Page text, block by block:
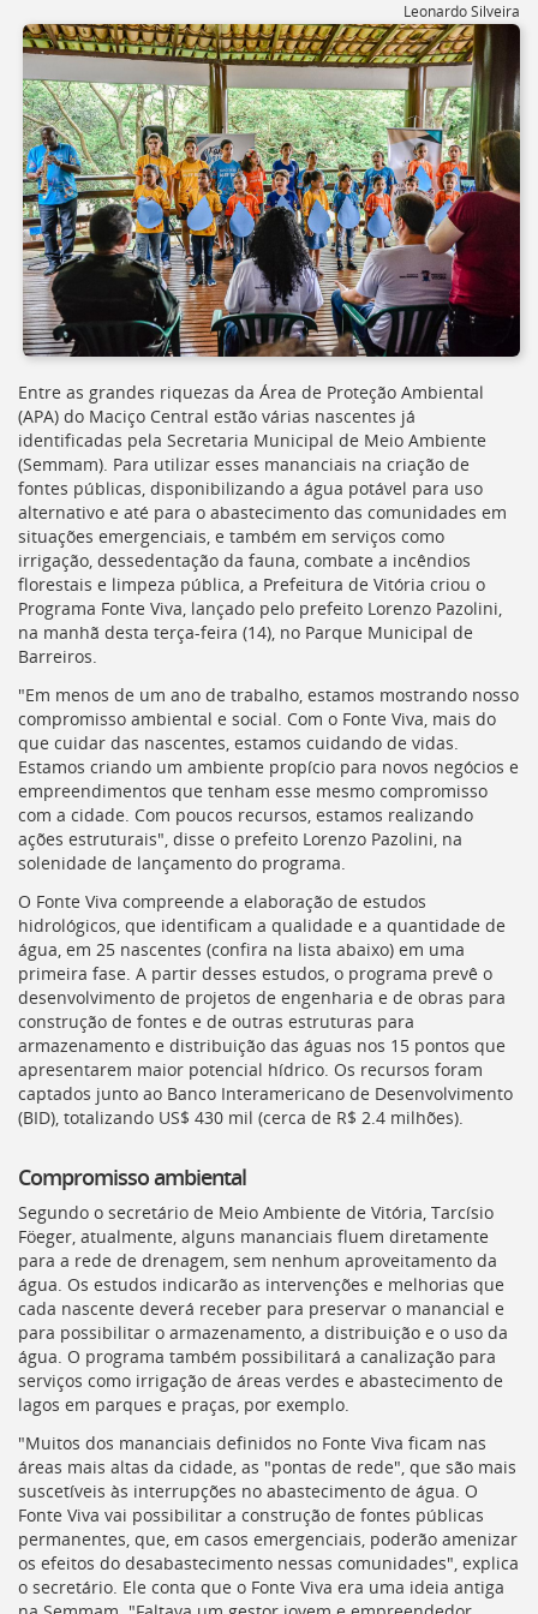
para
a
listagem
de
notícias
[]
Ir
para
o
conteúdo
desta
página
[]
Ir
para
a
busca
[]
Voltar
para
o
início
deste
menu
[]
Leonardo Silveira
Entre as grandes riquezas da Área de Proteção Ambiental
(APA) do Maciço Central estão várias nascentes já
identificadas pela Secretaria Municipal de Meio Ambiente
(Semmam). Para utilizar esses mananciais na criação de
fontes públicas, disponibilizando a água potável para uso
alternativo e até para o abastecimento das comunidades em
situações emergenciais, e também em serviços como
irrigação, dessedentação da fauna, combate a incêndios
florestais e limpeza pública, a Prefeitura de Vitória criou o
Programa Fonte Viva, lançado pelo prefeito Lorenzo Pazolini,
na manhã desta terça-feira (14), no Parque Municipal de
Barreiros.
"Em menos de um ano de trabalho, estamos mostrando nosso
compromisso ambiental e social. Com o Fonte Viva, mais do
que cuidar das nascentes, estamos cuidando de vidas.
Estamos criando um ambiente propício para novos negócios e
empreendimentos que tenham esse mesmo compromisso
com a cidade. Com poucos recursos, estamos realizando
ações estruturais", disse o prefeito Lorenzo Pazolini, na
solenidade de lançamento do programa.
O Fonte Viva compreende a elaboração de estudos
hidrológicos, que identificam a qualidade e a quantidade de
água, em 25 nascentes (confira na lista abaixo) em uma
primeira fase. A partir desses estudos, o programa prevê o
desenvolvimento de projetos de engenharia e de obras para
construção de fontes e de outras estruturas para
armazenamento e distribuição das águas nos 15 pontos que
apresentarem maior potencial hídrico. Os recursos foram
captados junto ao Banco Interamericano de Desenvolvimento
(BID), totalizando US$ 430 mil (cerca de R$ 2.4 milhões).
Compromisso ambiental
Segundo o secretário de Meio Ambiente de Vitória, Tarcísio
Föeger, atualmente, alguns mananciais fluem diretamente
para a rede de drenagem, sem nenhum aproveitamento da
água. Os estudos indicarão as intervenções e melhorias que
cada nascente deverá receber para preservar o manancial e
para possibilitar o armazenamento, a distribuição e o uso da
água. O programa também possibilitará a canalização para
serviços como irrigação de áreas verdes e abastecimento de
lagos em parques e praças, por exemplo.
"Muitos dos mananciais definidos no Fonte Viva ficam nas
áreas mais altas da cidade, as "pontas de rede", que são mais
suscetíveis às interrupções no abastecimento de água. O
Fonte Viva vai possibilitar a construção de fontes públicas
permanentes, que, em casos emergenciais, poderão amenizar
os efeitos do desabastecimento nessas comunidades", explica
o secretário. Ele conta que o Fonte Viva era uma ideia antiga